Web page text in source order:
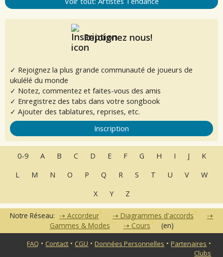
Rejoignez nous!
✓ Rejoignez la plus grande communauté de joueurs de
ukulélé du monde
✓ Notez, commentez et faites-vous des amis
✓ Enregistrez des tabs dans votre songbook
✓ Ajouter des tablatures, reprises, etc.
Inscription
0-9 A B C D E F G H I J
K
L
M N O P Q R S T U V
W
X
Y Z
Notre Réseau: Accordeur
Diagrammes d'accords
Gammes & Modes
Cours (en)
FAQ • Contact • CGU •Données Personnelles •Partenaires •
Clubs